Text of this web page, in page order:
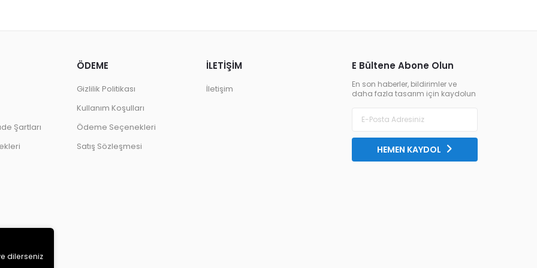
E Bültene Abone Olun
En son haberler, bildirimler ve
daha fazla tasarım için kaydolun
HEMEN KAYDOL
Şartları
ÖDEME
Gizlilik Politikası
Kullanım Koşulları
Ödeme Seçenekleri
Satış Sözleşmesi
İLETİŞİM
İletişim
dilerseniz